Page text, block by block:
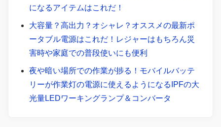
になるアイテムはこれだ！
大容量？高出力？オシャレ？オススメの最新ポ
ータブル電源はこれだ！レジャーはもちろん災
害時や家庭での普段使いにも便利
夜や暗い場所での作業が捗る！モバイルバッテ
リーが作業灯の電源に使えるようになるIPFの大
光量LEDワーキングランプ＆コンバータ